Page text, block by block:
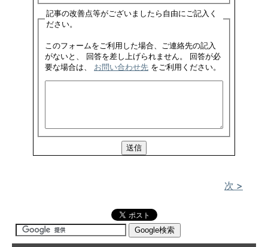
記事の改善点等がございましたら自由にご記入く
ださい。
このフォームをご利用した場合、ご連絡先の記入
がないと、 回答を差し上げられません。 回答が必
要な場合は、 お問い合わせ先 をご利用ください。
次 >